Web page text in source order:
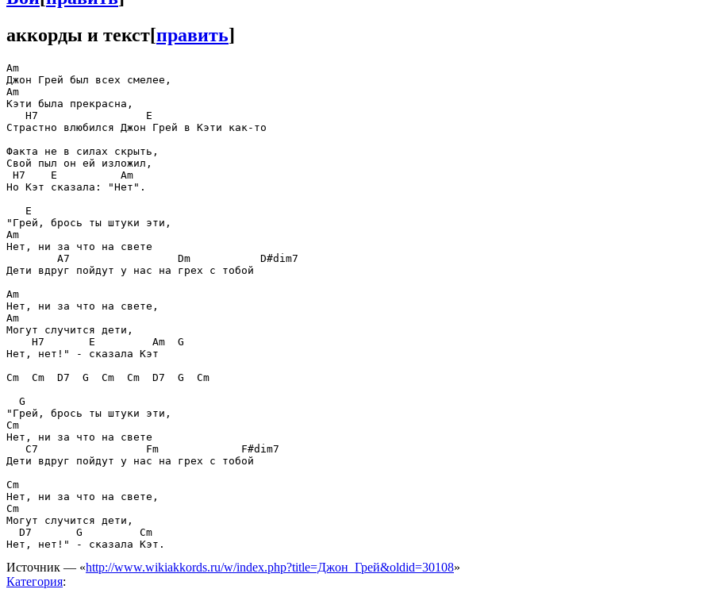
аккорды и текст[править]
Am
Джон Грей был всех смелее,
Am
Кэти была прекрасна,
   H7                 E
Страстно влюбился Джон Грей в Кэти как-то
Факта не в силах скрыть,
Свой пыл он ей изложил,
H7    E          Am
Но Кэт сказала: "Нет".
   E
"Грей, брось ты штуки эти,
Am
Нет, ни за что на свете
        A7                 Dm           D#dim7
Дети вдруг пойдут у нас на грех с тобой
Am
Нет, ни за что на свете,
Am
Могут случится дети,
    H7       E         Am  G
Нет, нет!" - сказала Кэт
Cm  Cm  D7  G  Cm  Cm  D7  G  Cm
  G
"Грей, брось ты штуки эти,
Cm
Нет, ни за что на свете
   C7                 Fm             F#dim7
Дети вдруг пойдут у нас на грех с тобой
Cm
Нет, ни за что на свете,
Cm
Могут случится дети,
  D7       G         Cm
Источник — «http://www.wikiakkords.ru/w/index.php?title=Джон_Грей&oldid=30108»
Категория: